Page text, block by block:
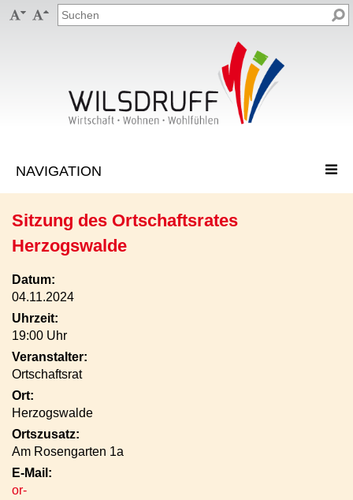
 
Sitzung des Ortschaftsrates
Herzogswalde
Datum:
04.11.2024
Uhrzeit:
19:00 Uhr
Veranstalter:
Ortschaftsrat
Ort:
Herzogswalde
Ortszusatz:
Am Rosengarten 1a
E-Mail:
or-